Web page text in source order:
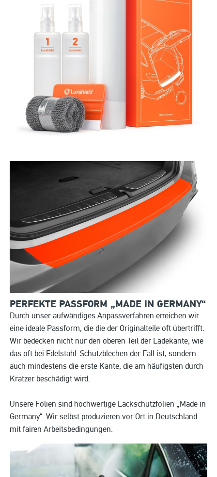
PERFEKTE PASSFORM „MADE IN GERMANY“
Durch unser aufwändiges Anpassverfahren erreichen wir
eine ideale Passform, die die der Originalteile oft übertrifft.
Wir bedecken nicht nur den oberen Teil der Ladekante, wie
das oft bei Edelstahl-Schutzblechen der Fall ist, sondern
auch mindestens die erste Kante, die am häufigsten durch
Kratzer beschädigt wird.
Unsere Folien sind hochwertige Lackschutzfolien „Made in
Germany“. Wir selbst produzieren vor Ort in Deutschland
mit fairen Arbeitsbedingungen.